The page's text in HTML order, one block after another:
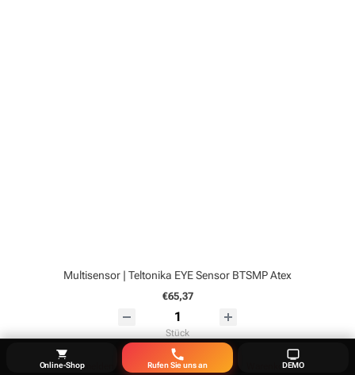
Anmelden Warenkorb
Multisensor | Teltonika EYE Sensor BTSMP Atex
€65,37
Stück
Kaufen
Online-Shop Rufen Sie uns an DEMO